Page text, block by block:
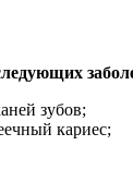
зубов;
кариес;